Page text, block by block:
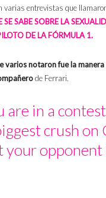
varias entrevistas que
SE SABE SOBRE LA
DE LA FÓRMULA 1.
varios notaron fue la manera
de Ferrari.
are in a
crush on
your opponent